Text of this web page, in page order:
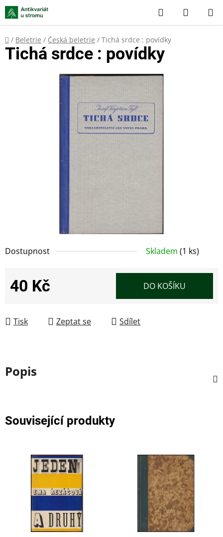
Přejít
na
obsah
Hledat
KOŠÍK
Domů
/ Beletrie / Česká beletrie / Tichá srdce : povídky
Dostupnost Skladem (1 ks)
40 Kč DO KOŠÍKU
Tisk Zeptat se Sdílet
Tichá srdce : povídky
Popis
Související produkty